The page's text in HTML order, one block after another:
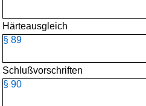
Härteausgleich
§ 89
Schlußvorschriften
§ 90